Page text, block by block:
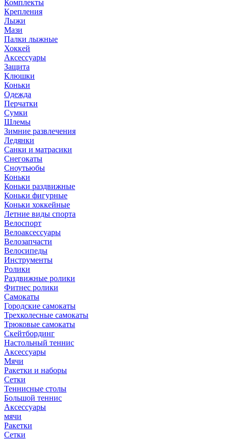
Комплекты
Крепления
Лыжи
Мази
Палки лыжные
Хоккей
Аксессуары
Защита
Клюшки
Коньки
Одежда
Перчатки
Сумки
Шлемы
Зимние развлечения
Ледянки
Санки и матрасики
Снегокаты
Сноутьюбы
Коньки
Коньки раздвижные
Коньки фигурные
Коньки хоккейные
Летние виды спорта
Велоспорт
Велоаксессуары
Велозапчасти
Велосипеды
Инструменты
Ролики
Раздвижные ролики
Фитнес ролики
Самокаты
Городские самокаты
Трехколесные самокаты
Трюковые самокаты
Скейтбординг
Настольный теннис
Аксессуары
Мячи
Ракетки и наборы
Сетки
Теннисные столы
Большой теннис
Аксессуары
мячи
Ракетки
Сетки